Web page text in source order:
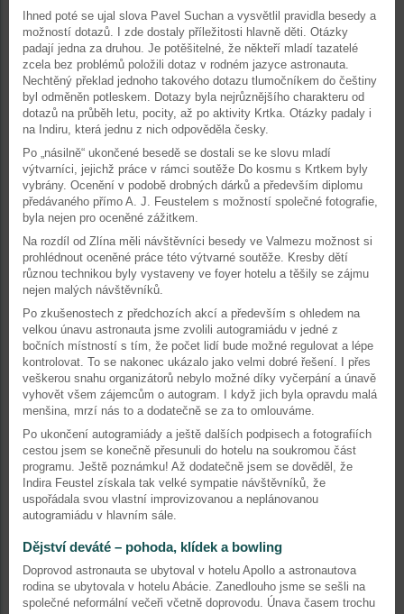
Ihned poté se ujal slova Pavel Suchan a vysvětlil pravidla besedy a
možností dotazů. I zde dostaly příležitosti hlavně děti. Otázky
padají jedna za druhou. Je potěšitelné, že někteří mladí tazatelé
zcela bez problémů položili dotaz v rodném jazyce astronauta.
Nechtěný překlad jednoho takového dotazu tlumočníkem do češtiny
byl odměněn potleskem. Dotazy byla nejrůznějšího charakteru od
dotazů na průběh letu, pocity, až po aktivity Krtka. Otázky padaly i
na Indiru, která jednu z nich odpověděla česky.
Po „násilně“ ukončené besedě se dostali se ke slovu mladí
výtvarníci, jejichž práce v rámci soutěže Do kosmu s Krtkem byly
vybrány. Ocenění v podobě drobných dárků a především diplomu
předávaného přímo A. J. Feustelem s možností společné fotografie,
byla nejen pro oceněné zážitkem.
Na rozdíl od Zlína měli návštěvníci besedy ve Valmezu možnost si
prohlédnout oceněné práce této výtvarné soutěže. Kresby dětí
různou technikou byly vystaveny ve foyer hotelu a těšily se zájmu
nejen malých návštěvníků.
Po zkušenostech z předchozích akcí a především s ohledem na
velkou únavu astronauta jsme zvolili autogramiádu v jedné z
bočních místností s tím, že počet lidí bude možné regulovat a lépe
kontrolovat. To se nakonec ukázalo jako velmi dobré řešení. I přes
veškerou snahu organizátorů nebylo možné díky vyčerpání a únavě
vyhovět všem zájemcům o autogram. I když jich byla opravdu malá
menšina, mrzí nás to a dodatečně se za to omlouváme.
Po ukončení autogramiády a ještě dalších podpisech a fotografiích
cestou jsem se konečně přesunuli do hotelu na soukromou část
programu. Ještě poznámku! Až dodatečně jsem se dověděl, že
Indira Feustel získala tak velké sympatie návštěvníků, že
uspořádala svou vlastní improvizovanou a neplánovanou
autogramiádu v hlavním sále.
Dějství deváté – pohoda, klídek a bowling
Doprovod astronauta se ubytoval v hotelu Apollo a astronautova
rodina se ubytovala v hotelu Abácie. Zanedlouho jsme se sešli na
společné neformální večeři včetně doprovodu. Únava časem trochu